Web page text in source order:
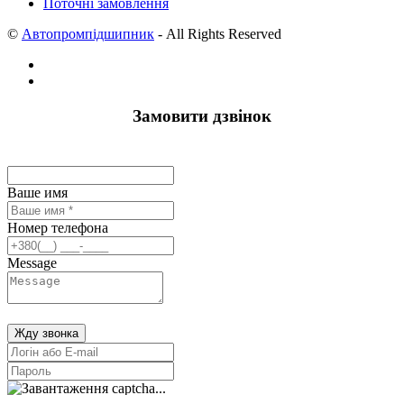
Поточні замовлення
© Автопромпідшипник - All Rights Reserved
Замовити дзвінок
Ваше имя
Номер телефона
Message
Жду звонка